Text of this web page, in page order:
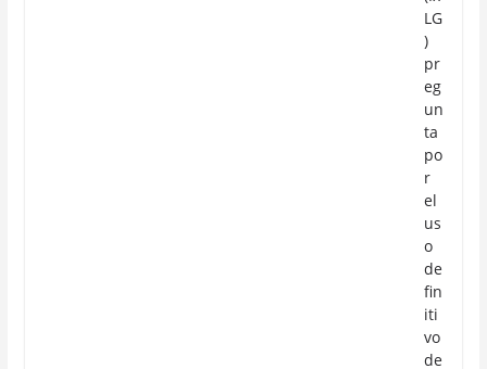
LG
)
pr
eg
un
ta
po
r
el
us
o
de
fin
iti
vo
de